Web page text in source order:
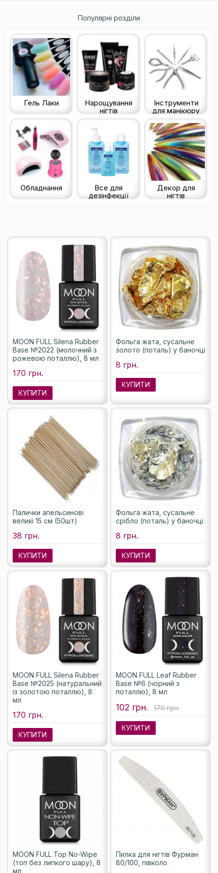
Популярні розділи
Гель Лаки
Нарощування
нігтів
Інструменти
для манікюру
Обладнання
Все для
дезінфекції
Декор для
нігтів
MOON FULL Silena Rubber
Base №2022 (молочний з
рожевою поталлю), 8 мл
170 грн.
КУПИТИ
Фольга жата, сусальне
золото (поталь) у баночці
8 грн.
КУПИТИ
Палички апельсинові
великі 15 см (50шт)
38 грн.
КУПИТИ
Фольга жата, сусальне
срібло (поталь) у баночці
8 грн.
КУПИТИ
MOON FULL Silena Rubber
Base №2025 (натуральний
із золотою поталлю), 8
мл
170 грн.
КУПИТИ
MOON FULL Leaf Rubber
Base №6 (чорний з
поталлю), 8 мл
102 грн. 170 грн.
КУПИТИ
MOON FULL Top No-Wipe
(топ без липкого шару), 8
мл
Пилка для нігтів Фурман
80/100, півколо